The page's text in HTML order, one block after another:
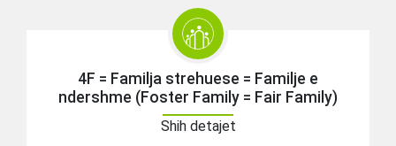
4F = Familja strehuese = Familje e
ndershme (Foster Family = Fair Family)
Shih detajet